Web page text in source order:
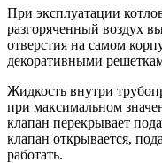
При эксплуатации
разгоряченный воздух
отверстия на самом
декоративными
Жидкость внутри
при максимальном
клапан перекрывает
клапан открывается,
работать.